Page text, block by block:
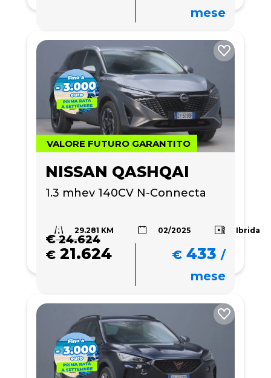
mese
VALORE FUTURO GARANTITO
NISSAN QASHQAI
1.3 mhev 140CV N-Connecta
29.281 KM 02/2025 Ibrida
€24.624
€ 21.624 € 433 /
mese